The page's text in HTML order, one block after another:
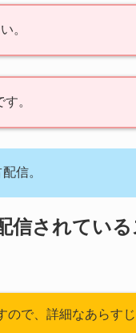
。
。
信。
信されてい
で、詳細なあらす